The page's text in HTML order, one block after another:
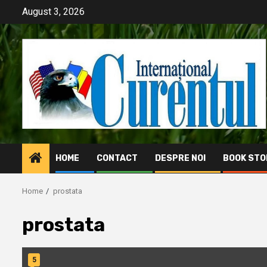
content
August 3, 2026
HOME CONTACT DESPRE NOI BOOK
Home prostata
prostata
5